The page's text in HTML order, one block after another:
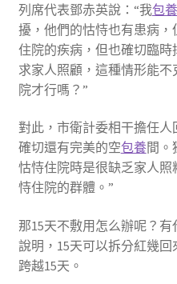
列席代表鄧赤英說：“我包
擾，他們的怙恃也有患病，
住院的疾病，但也確切臨
求家人照顧，這種情形能
院才行嗎？”
對此，市衛計委相干擔任人
確切還有完美的空包養間。
怙恃住院時是很缺乏家人
恃住院的群體。”
那15天不敷用怎么辦呢？有
說明，15天可以拆分紅幾
跨越15天。